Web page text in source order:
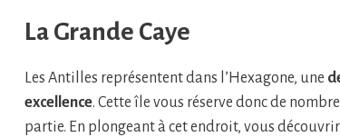
La Grande Caye
Les Antilles représentent dans l’Hexagone, une
excellence. Cette île vous réserve donc de
partie. En plongeant à cet endroit, vous